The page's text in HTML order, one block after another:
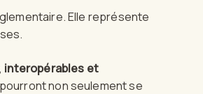
Elle représente
interopérables et
non seulement se